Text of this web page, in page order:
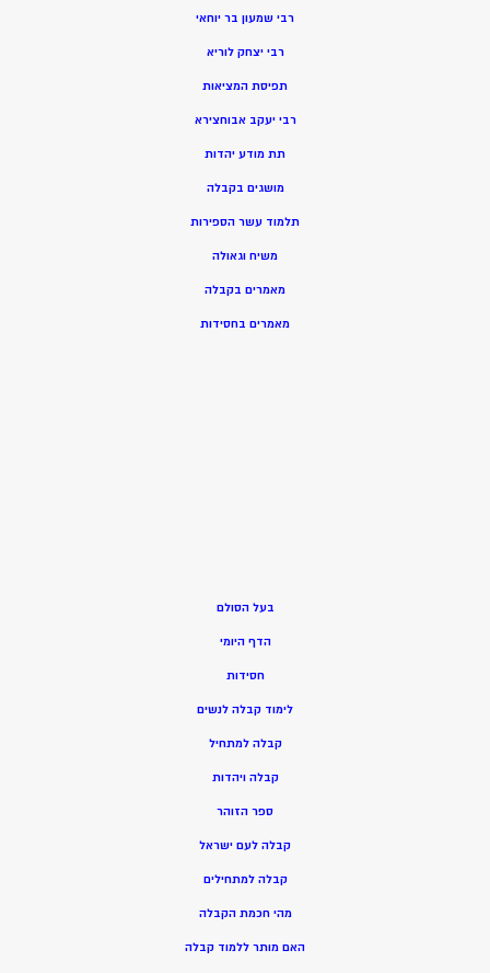
רבי שמעון בר יוחאי
רבי יצחק לוריא
תפיסת המציאות
רבי יעקב אבוחצירא
תת מודע יהדות
מושגים בקבלה
תלמוד עשר הספירות
משיח וגאולה
מאמרים בקבלה
מאמרים בחסידות
בעל הסולם
הדף היומי
חסידות
לימוד קבלה לנשים
קבלה למתחיל
קבלה ויהדות
ספר הזוהר
קבלה לעם ישראל
קבלה למתחילים
מהי חכמת הקבלה
האם מותר ללמוד קבלה